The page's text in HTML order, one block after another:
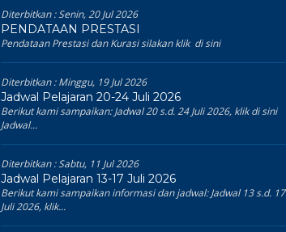
Diterbitkan :Senin, 20 Jul 2026
PENDATAAN PRESTASI
Pendataan Prestasi dan Kurasi silakan klik di sini
Diterbitkan :Minggu, 19 Jul 2026
Jadwal Pelajaran 20-24 Juli 2026
Berikut kami sampaikan: Jadwal 20 s.d. 24 Juli 2026, klik di sini
Jadwal...
Diterbitkan :Sabtu, 11 Jul 2026
Jadwal Pelajaran 13-17 Juli 2026
Berikut kami sampaikan informasi dan jadwal: Jadwal 13 s.d. 17
Juli 2026, klik...